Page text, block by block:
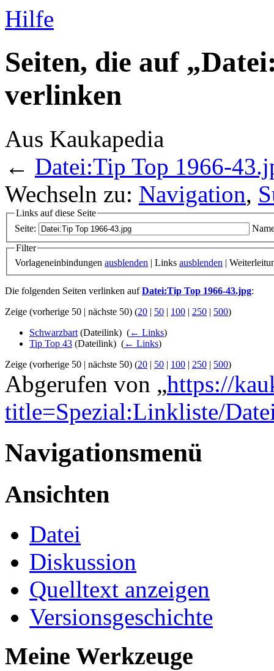
Hilfe
Seiten, die auf
verlinken
Aus Kaukapedia
← Datei:Tip Top 1966-
Wechseln zu: Navigation,
Links auf diese Seite
Seite:
Filter
Vorlageneinbindungen ausblenden | Links ausblenden |
Die folgenden Seiten verlinken aufDatei:Tip Top 1966-43.jpg:
Zeige (vorherige 50 | nächste 50) (20 | 50 | 100 | 250 | 500)
Schwarzbart (Dateilink) ‎ (← Links)
Tip Top 43 (Dateilink) ‎ (← Links)
Zeige (vorherige 50 | nächste 50) (20 | 50 | 100 | 250 | 500)
Abgerufen von „https://
title=Spezial:Linkliste/
Navigationsmenü
Ansichten
Datei
Diskussion
Quelltext anzeigen
Versionsgeschichte
Meine Werkzeuge